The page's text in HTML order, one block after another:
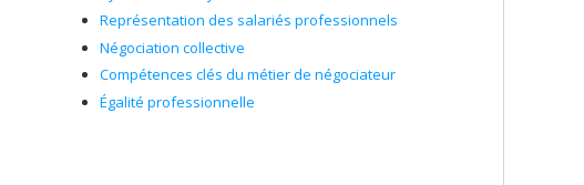
Représentation des salariés professionnels
Négociation collective
Compétences clés du métier de négociateur
Égalité professionnelle